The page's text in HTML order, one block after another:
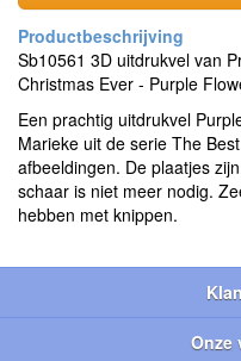
Sb10561 3D uitdrukvel van
Christmas Ever - Purple
Een prachtig uitdrukvel
Marieke uit de serie The
afbeeldingen. De plaatjes
schaar is niet meer nodig.
hebben met knippen.
Onze